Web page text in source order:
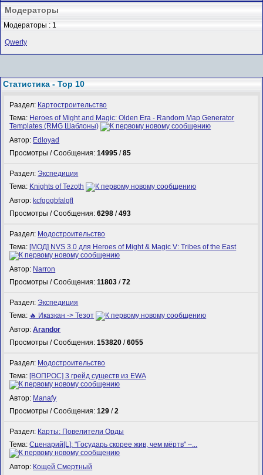
Модераторы
Модераторы : 1
Qwerty
Статистика - Top 10
Раздел: Картостроительство
Тема: Heroes of Might and Magic: Olden Era - Random Map Generator
Templates (RMG Шаблоны)
Автор: Edloyad
Просмотры / Сообщения:14995 /85
Раздел:Экспедиция
Тема: Knights of Tezoth
Автор: kcfgogbfalgfl
Просмотры / Сообщения:6298 /493
Раздел: Модостроительство
Тема: [МОД] NVS 3.0 для Heroes of Might & Magic V: Tribes of the East
Автор: Narron
Просмотры / Сообщения:11803 /72
Раздел:Экспедиция
Тема: 🔥 Иказкан -> Тезот
Автор:Arandor
Просмотры / Сообщения:153820 /6055
Раздел: Модостроительство
Тема: [ВОПРОС] 3 грейд существ из EWA
Автор: Manafy
Просмотры / Сообщения:129 /2
Раздел: Карты: Повелители Орды
Тема:Сценарий[L]: "Государь скорее жив, чем мёртв" –...
Автор: Кощей Смертный